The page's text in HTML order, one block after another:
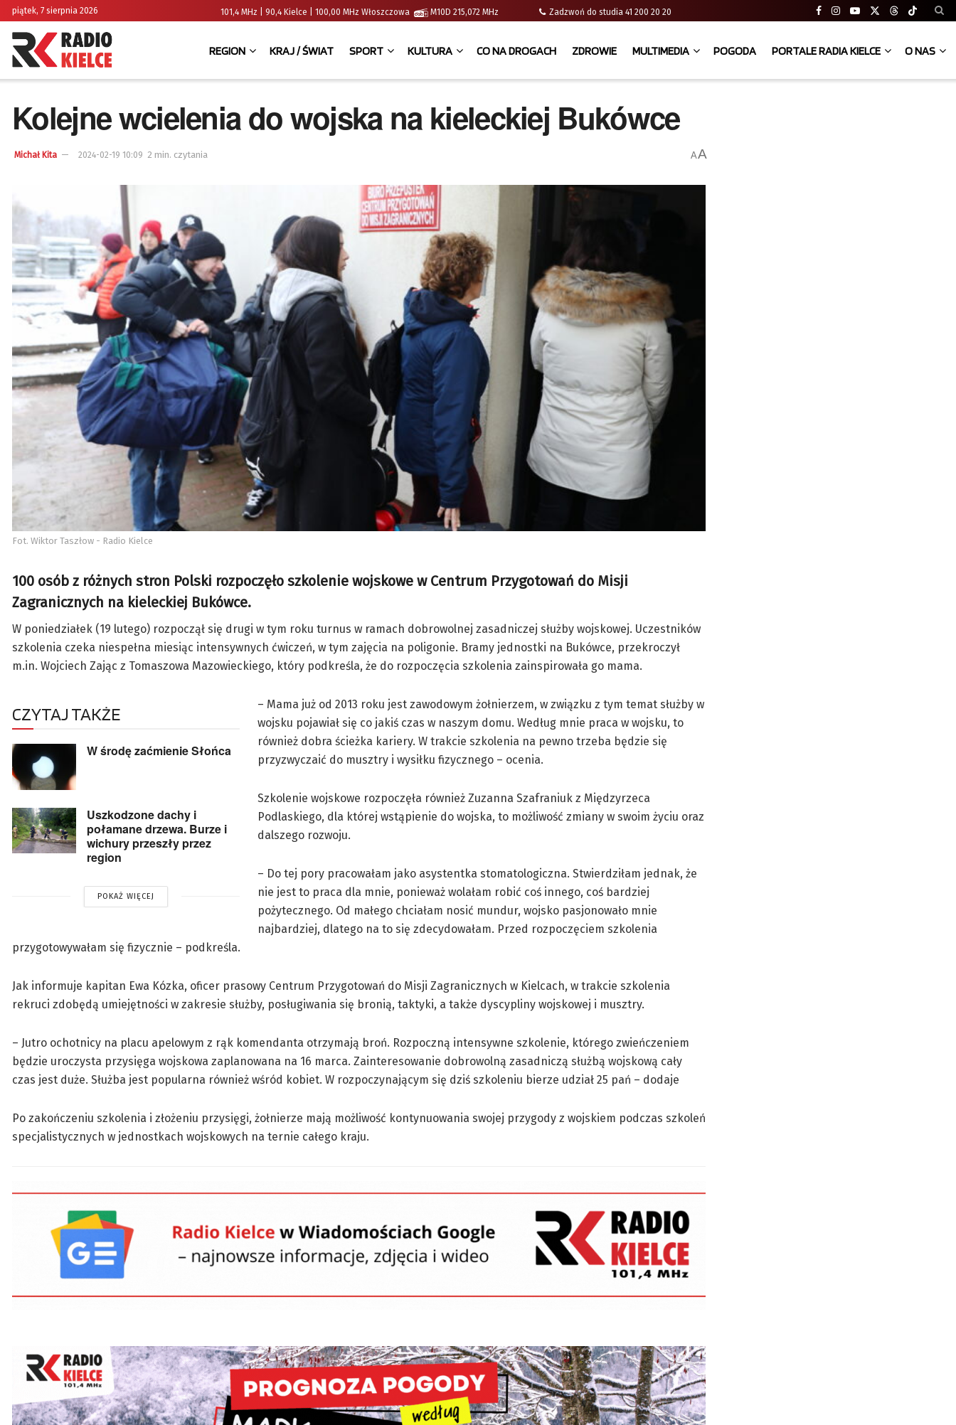
piątek, 7 sierpnia 2026 101,4 MHz | 90,4 Kielce | 100,00 MHz Włoszczowa M10D 215,072 MHz Zadzwoń do studia 41 200 20 20
REGION KRAJ / ŚWIAT SPORT KULTURA CO NA DROGACH ZDROWIE MULTIMEDIA POGODA PORTALE RADIA KIELCE O NAS
Kolejne wcielenia do wojska na kieleckiej Bukówce
Michał Kita 2024-02-19 10:09 2 min. czytania AA
Fot. Wiktor Taszłow - Radio Kielce
100 osób z różnych stron Polski rozpoczęło szkolenie wojskowe w Centrum Przygotowań do Misji
Zagranicznych na kieleckiej Bukówce.
W poniedziałek (19 lutego) rozpoczął się drugi w tym roku turnus w ramach dobrowolnej zasadniczej służby wojskowej. Uczestników
szkolenia czeka niespełna miesiąc intensywnych ćwiczeń, w tym zajęcia na poligonie. Bramy jednostki na Bukówce, przekroczył
m.in. Wojciech Zając z Tomaszowa Mazowieckiego, który podkreśla, że do rozpoczęcia szkolenia zainspirowała go mama.
CZYTAJ TAKŻE
W środę zaćmienie Słońca
Uszkodzone dachy i
połamane drzewa. Burze i
wichury przeszły przez
region
POKAŻ WIĘCEJ
– Mama już od 2013 roku jest zawodowym żołnierzem, w związku z tym temat służby w
wojsku pojawiał się co jakiś czas w naszym domu. Według mnie praca w wojsku, to
również dobra ścieżka kariery. W trakcie szkolenia na pewno trzeba będzie się
przyzwyczaić do musztry i wysiłku fizycznego – ocenia.
Szkolenie wojskowe rozpoczęła również Zuzanna Szafraniuk z Międzyrzeca
Podlaskiego, dla której wstąpienie do wojska, to możliwość zmiany w swoim życiu oraz
dalszego rozwoju.
– Do tej pory pracowałam jako asystentka stomatologiczna. Stwierdziłam jednak, że
nie jest to praca dla mnie, ponieważ wolałam robić coś innego, coś bardziej
pożytecznego. Od małego chciałam nosić mundur, wojsko pasjonowało mnie
najbardziej, dlatego na to się zdecydowałam. Przed rozpoczęciem szkolenia
przygotowywałam się fizycznie – podkreśla.
Jak informuje kapitan Ewa Kózka, oficer prasowy Centrum Przygotowań do Misji Zagranicznych w Kielcach, w trakcie szkolenia
rekruci zdobędą umiejętności w zakresie służby, posługiwania się bronią, taktyki, a także dyscypliny wojskowej i musztry.
– Jutro ochotnicy na placu apelowym z rąk komendanta otrzymają broń. Rozpoczną intensywne szkolenie, którego zwieńczeniem
będzie uroczysta przysięga wojskowa zaplanowana na 16 marca. Zainteresowanie dobrowolną zasadniczą służbą wojskową cały
czas jest duże. Służba jest popularna również wśród kobiet. W rozpoczynającym się dziś szkoleniu bierze udział 25 pań – dodaje
Po zakończeniu szkolenia i złożeniu przysięgi, żołnierze mają możliwość kontynuowania swojej przygody z wojskiem podczas szkoleń
specjalistycznych w jednostkach wojskowych na ternie całego kraju.